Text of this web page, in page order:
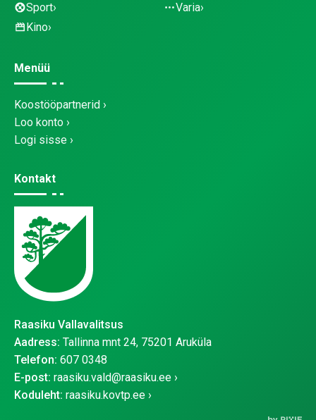
Sport
Kino
Varia
Menüü
Koostööpartnerid
Loo konto
Logi sisse
Kontakt
Raasiku Vallavalitsus
Aadress: Tallinna mnt 24, 75201 Aruküla
Telefon: 607 0348
E-post: raasiku.vald@raasiku.ee
Koduleht: raasiku.kovtp.ee